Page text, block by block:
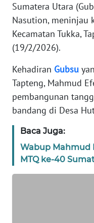
Sumatera Utara
Nasution, meninjau
Kecamatan Tukka,
(19/2/2026).
Kehadiran Gubsu
Tapteng, Mahmud
pembangunan
bandang di Desa
Baca Juga:
Wabup Mahmud
MTQ ke-40
REDAKSI
KARIR
DISCLAIMER
Wahana
News
WN
SUMUT